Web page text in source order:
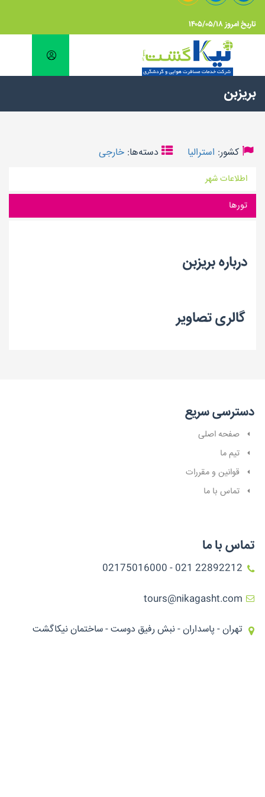
تاریخ امروز ۱۴۰۵/۰۵/۱۸
بریزبن
کشور: استرالیا دسته‌ها: خارجی
اطلاعات شهر
تورها
درباره بریزبن
گالری تصاویر
دسترسی سریع
صفحه اصلی
تیم ما
قوانین و مقررات
تماس با ما
تماس با ما
22892212 021 - 02175016000
tours@nikagasht.com
تهران - پاسداران - نبش رفیق دوست - ساختمان نیکاگشت